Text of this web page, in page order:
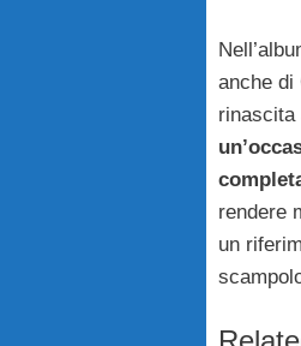
anche di
rinascita
rendere
un